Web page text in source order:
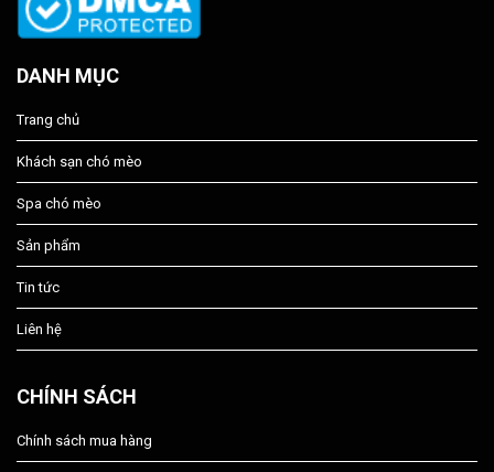
DANH MỤC
Trang chủ
Khách sạn chó mèo
Spa chó mèo
Sản phẩm
Tin tức
Liên hệ
CHÍNH SÁCH
Chính sách mua hàng